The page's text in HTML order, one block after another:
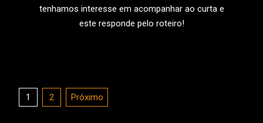
tenhamos interesse em acompanhar ao curta e
este responde pelo roteiro!
Paginação
1 2 Próximo